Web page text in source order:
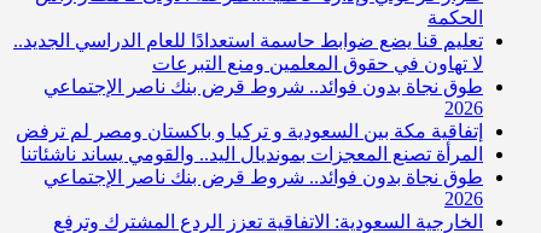
الحكمة
تعليم قنا يضع ضوابط حاسمة استعدادًا للعام الدراسي الجديد..
لا تهاون في حقوق المعلمين ومنع التبرعات
طوق نجاة بدون فوائد.. شروط قرض بنك ناصر الإجتماعي
2026
إتفاقية مكة بين السعودية و تركيا و باكستان ومصر لم ترفض
المرأة تصنع المعجزات بمونديال اليد.. والقومي يساند ناشئاتنا
طوق نجاة بدون فوائد.. شروط قرض بنك ناصر الإجتماعي
2026
الخارجية السعودية: الاتفاقية تعزز الردع المشترك وترفع